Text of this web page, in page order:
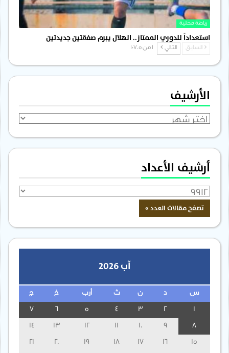
رياضة محلية
استعداداً للدوري الممتاز.. الهلال يبرم صفقتين جديدتين
السابق التالي
الأرشيف
الأرشيف
أرشيف الأعداد
آب 2026
س ن ث أرب خ ج
3
13
14
15
16
17
18
19
20
21